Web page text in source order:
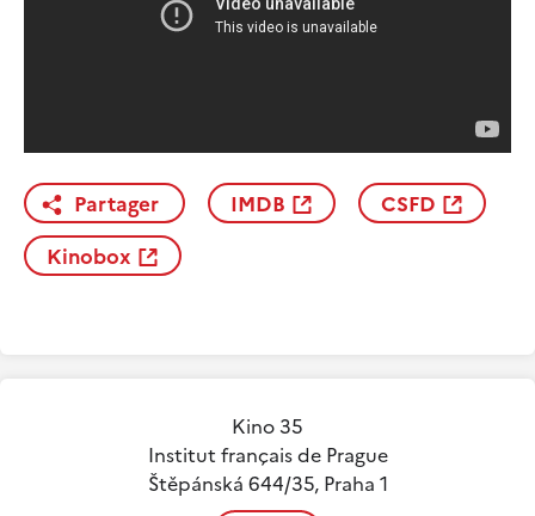
Partager IMDB
CSFD
Kinobox
Kino 35
Institut français de Prague
Štěpánská 644/35, Praha 1